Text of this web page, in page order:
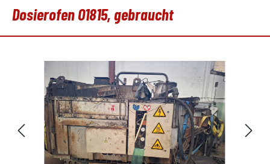
Dosierofen O1815, gebraucht